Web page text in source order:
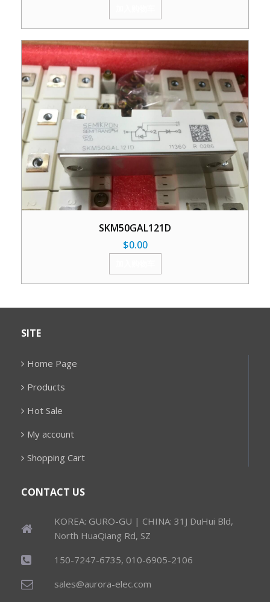
SKM50GAL121D
$0.00
SITE
Home Page
Products
Hot Sale
My account
Shopping Cart
CONTACT US
KOREA: GURO-GU | CHINA: 31J DuHui Bld,
North HuaQiang Rd, SZ
150-7247-6735, 010-6905-2106
sales@aurora-elec.com